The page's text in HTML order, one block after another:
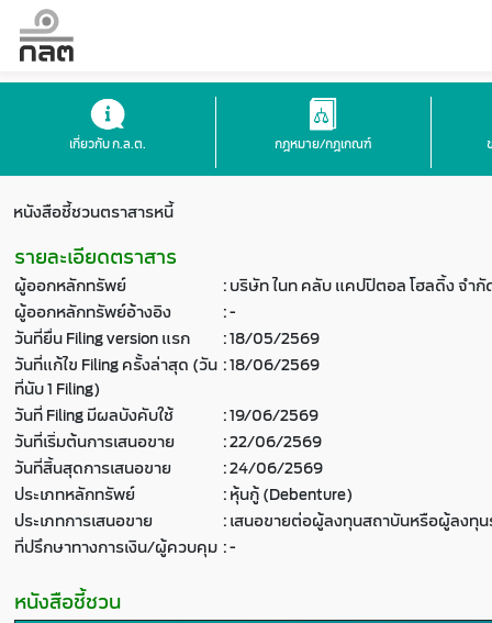
เกี่ยวกับ ก.ล.ต. กฎหมาย/กฎเกณฑ์
หนังสือชี้ชวนตราสารหนี้
รายละเอียดตราสาร
ผู้ออกหลักทรัพย์ :บริษัท ไนท คลับ แคปปิตอล โฮลดิ้ง จำ
ผู้ออกหลักทรัพย์อ้างอิง
:-
วันที่ยื่น Filing version แรก
:18/05/2569
วันที่แก้ไข Filing ครั้งล่าสุด (วัน
ที่นับ 1 Filing)
:18/06/2569
วันที่ Filing มีผลบังคับใช้
:19/06/2569
วันที่เริ่มต้นการเสนอขาย
:22/06/2569
วันที่สิ้นสุดการเสนอขาย
:24/06/2569
ประเภทหลักทรัพย์
:หุ้นกู้ (Debenture)
ประเภทการเสนอขาย
:เสนอขายต่อผู้ลงทุนสถาบันหรือผู้ลงทุ
ที่ปรึกษาทางการเงิน/ผู้ควบคุม :-
หนังสือชี้ชวน